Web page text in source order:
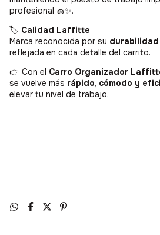
profesional 🧽✨.
🏷️ Calidad Laffitte
Marca reconocida por su
reflejada en cada detalle del carrito.
👉 Con el Carro Organizador
se vuelve más rápido, cómodo y
elevar tu nivel de trabajo.